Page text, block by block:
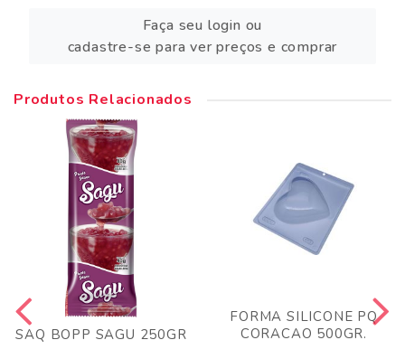
Faça seu login ou
cadastre-se para ver preços e comprar
Produtos Relacionados
SAQ BOPP SAGU 250GR
FORMA SILICONE PQ
CORACAO 500GR.